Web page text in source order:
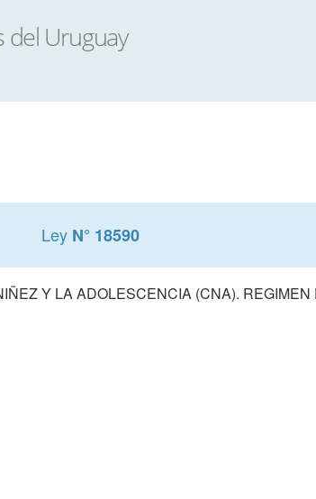
Ley N° 18590
Y LA ADOLESCENCIA (CNA).